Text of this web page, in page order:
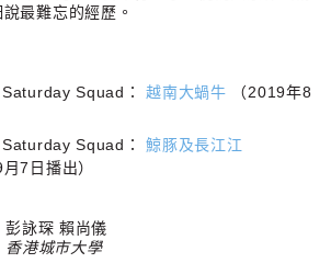
最難忘的經歷。
Saturday Squad：越南大蝸牛 （2019年8
Saturday Squad：鯨豚及長江江
7日播出）
彭詠琛 賴尚儀
香港城市大學